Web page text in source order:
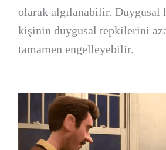
olarak algılanabilir. Duygusal
kişinin duygusal tepkilerini
tamamen engelleyebilir.